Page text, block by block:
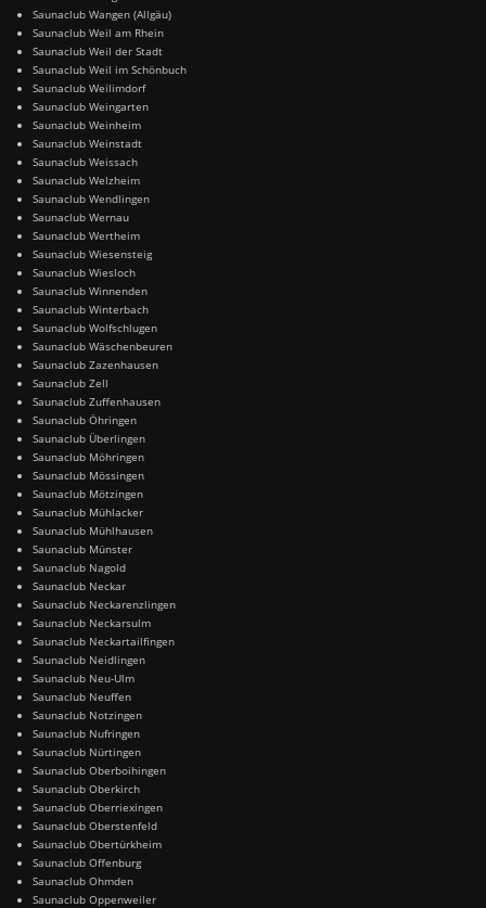
Saunaclub Wangen (Allgäu)
Saunaclub Weil am Rhein
Saunaclub Weil der Stadt
Saunaclub Weil im Schönbuch
Saunaclub Weilimdorf
Saunaclub Weingarten
Saunaclub Weinheim
Saunaclub Weinstadt
Saunaclub Weissach
Saunaclub Welzheim
Saunaclub Wendlingen
Saunaclub Wernau
Saunaclub Wertheim
Saunaclub Wiesensteig
Saunaclub Wiesloch
Saunaclub Winnenden
Saunaclub Winterbach
Saunaclub Wolfschlugen
Saunaclub Wäschenbeuren
Saunaclub Zazenhausen
Saunaclub Zell
Saunaclub Zuffenhausen
Saunaclub Öhringen
Saunaclub Überlingen
Saunaclub Möhringen
Saunaclub Mössingen
Saunaclub Mötzingen
Saunaclub Mühlacker
Saunaclub Mühlhausen
Saunaclub Münster
Saunaclub Nagold
Saunaclub Neckar
Saunaclub Neckarenzlingen
Saunaclub Neckarsulm
Saunaclub Neckartailfingen
Saunaclub Neidlingen
Saunaclub Neu-Ulm
Saunaclub Neuffen
Saunaclub Notzingen
Saunaclub Nufringen
Saunaclub Nürtingen
Saunaclub Oberboihingen
Saunaclub Oberkirch
Saunaclub Oberriexingen
Saunaclub Oberstenfeld
Saunaclub Obertürkheim
Saunaclub Offenburg
Saunaclub Ohmden
Saunaclub Oppenweiler